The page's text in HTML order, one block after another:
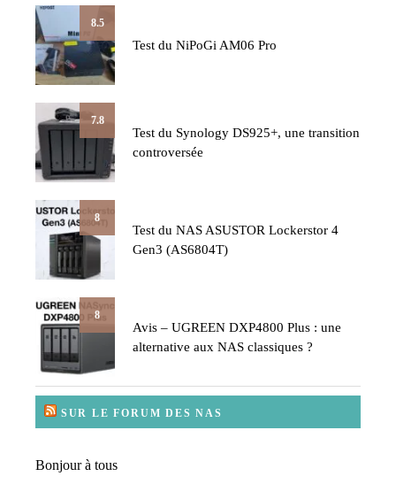
8.5
Test du NiPoGi AM06 Pro
7.8
Test du Synology DS925+, une transition
controversée
8
Test du NAS ASUSTOR Lockerstor 4
Gen3 (AS6804T)
8
Avis – UGREEN DXP4800 Plus : une
alternative aux NAS classiques ?
SUR LE FORUM DES NAS
Bonjour à tous